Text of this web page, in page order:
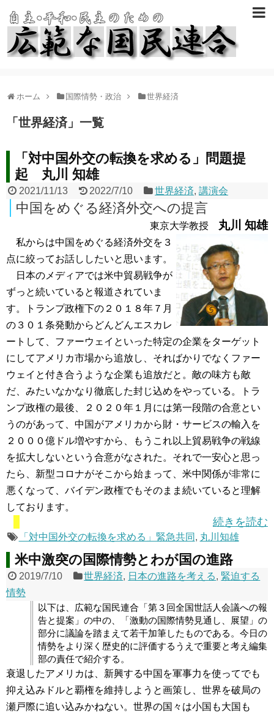
ホーム 国際情勢・政治 世界経済
「 世界経済」 一覧
「対中国外交の転換を求める」問題提
起 丸川 知雄
2021/11/13 2022/7/10 世界経済,講演会
中国をめぐる経済外交への提言
東京大学教授 丸川 知雄
私からは中国をめぐる経済外交を３
点に絞ってお話ししたいと思います。
日本のメディアでは米中貿易戦争が
ずっと続いていると報道されていま
す。トランプ政権下の２０１８年７月
の３０１条発動からどんどんエスカレ
ートして、ファーウェイといった特定の企業をターゲット
にしてアメリカ市場から追放し、そればかりでなくファー
ウェイと付き合うような企業も追放だと。敵の味方も敵
だ、みたいなかなり徹底した封じ込めをやっている。トラ
ンプ政権の最後、２０２０年１月には第一段階の合意とい
うのがあって、中国がアメリカから財・サービスの輸入を
２０００億ドル増やすから、もうこれ以上貿易戦争の戦線
を拡大しないという合意がなされた。それで一安心と思っ
たら、新型コロナがそこから始まって、米中関係が非常に
悪くなって、バイデン政権でもそのまま続いていると理解
しております。
続きを読む
「対中国外交の転換を求める」緊急共同 , 丸川知雄
米中激突の国際情勢とわが国の進路
2019/7/10 世界経済, 日本の進路を考える, 緊迫する
情勢
以下は、広範な国民連合「第３回全国世話人会議への報
告と提案」の中の、「激動の国際情勢見通し、展望」の
部分に議論を踏まえて若干加筆したものである。今日の
情勢をより深く歴史的に評価するうえで重要と考え編集
部の責任で紹介する。
衰退したアメリカは、新興する中国を軍事力を使ってでも
抑え込みドルと覇権を維持しようと画策し、世界を破局の
瀬戸際に追い込みかねない。世界の国々は小国も大国も